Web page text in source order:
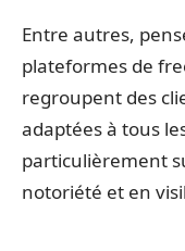
Entre autres,
plateformes de
regroupent des
adaptées à tous
particulièrement
notoriété et en